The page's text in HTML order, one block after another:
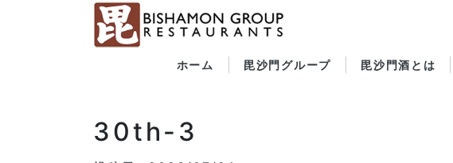
ホーム 毘沙門グループ 毘沙門酒とは
30th-3